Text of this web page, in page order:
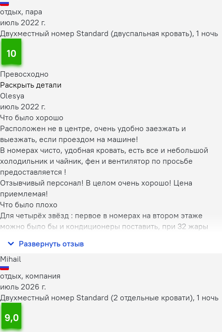
отдых, пара
июль 2022 г.
Двухместный номер Standard (двуспальная кровать), 1 ночь
10
Превосходно
Раскрыть детали
Olesya
июль 2022 г.
Что было хорошо
Расположен не в центре, очень удобно заезжать и
выезжать, если проездом на машине!
В номерах чисто, удобная кровать, есть все и небольшой
холодильник и чайник, фен и вентилятор по просьбе
предоставляется !
Отзывчивый персонал! В целом очень хорошо! Цена
приемлемая!
Что было плохо
Для четырёх звёзд : первое в номерах на втором этаже
можно было бы и кондиционеры поставить, при 32 жары
так не ощущается его от
Развернуть отзыв
Mihail
отдых, компания
июль 2026 г.
Двухместный номер Standard (2 отдельные кровати), 1 ночь
9,0